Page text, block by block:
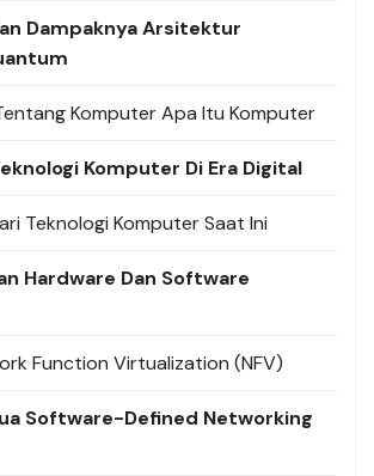
Dampaknya Arsitektur
Komputer Apa Itu Komputer
Komputer Di Era Digital
Teknologi Komputer Saat Ini
Hardware Dan Software
Function Virtualization (NFV)
Software-Defined Networking